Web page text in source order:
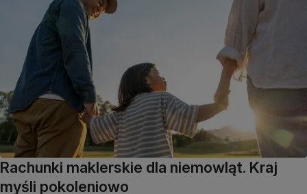
Rachunki maklerskie dla niemowląt. Kraj
myśli pokoleniowo